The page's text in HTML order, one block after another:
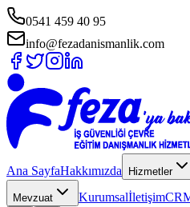
0541 459 40 95
info@fezadanismanlik.com
Ana SayfaHakkımızda Hizmetler
Mevzuat Kurumsalİletişim